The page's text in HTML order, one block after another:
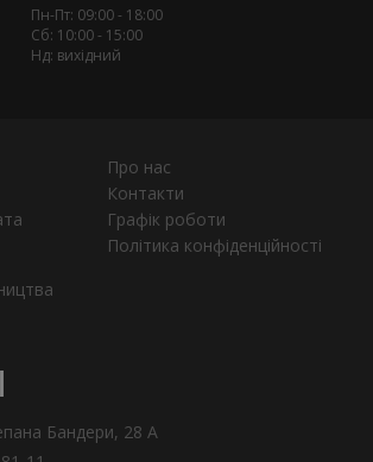
Пн-Пт: 09:00 - 18:00
Сб: 10:00 - 15:00
Нд: вихідний
Про нас
Контакти
Графік роботи
Політика конфіденційності
Бандери, 28 А